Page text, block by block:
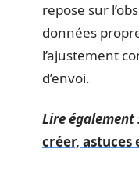
repose sur
données
l’ajustement
d’envoi.
Lire également
créer,